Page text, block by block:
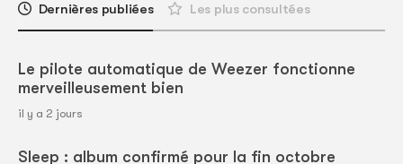
Dernières publiées Les plus consultées
Le pilote automatique de Weezer fonctionne
merveilleusement bien
il y a 2 jours
Sleep : album confirmé pour la fin octobre